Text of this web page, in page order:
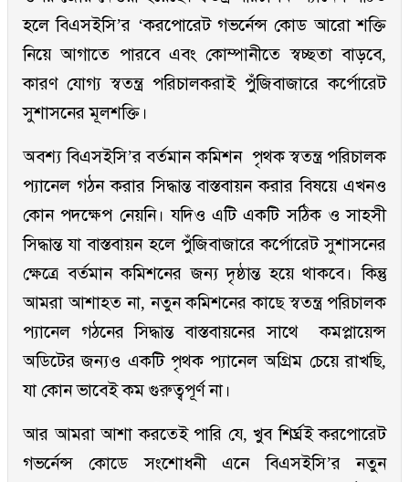
হলে বিএসইসি’র ‘করপোরেট গভর্নেন্স কোড আরো শক্তি
নিয়ে আগাতে পারবে এবং কোম্পানীতে স্বচ্ছতা বাড়বে,
কারণ যোগ্য স্বতন্ত্র পরিচালকরাই পুঁজিবাজারে কর্পোরেট
সুশাসনের মূলশক্তি।
অবশ্য বিএসইসি’র বর্তমান কমিশন পৃথক স্বতন্ত্র পরিচালক
প্যানেল গঠন করার সিদ্ধান্ত বাস্তবায়ন করার বিষয়ে এখনও
কোন পদক্ষেপ নেয়নি। যদিও এটি একটি সঠিক ও সাহসী
সিদ্ধান্ত যা বাস্তবায়ন হলে পুঁজিবাজারে কর্পোরেট সুশাসনের
ক্ষেত্রে বর্তমান কমিশনের জন্য দৃষ্ঠান্ত হয়ে থাকবে। কিন্তু
আমরা আশাহত না, নতুন কমিশনের কাছে স্বতন্ত্র পরিচালক
প্যানেল গঠনের সিদ্ধান্ত বাস্তবায়নের সাথে কমপ্লায়েন্স
অডিটের জন্যও একটি পৃথক প্যানেল অগ্রিম চেয়ে রাখছি,
যা কোন ভাবেই কম গুরুত্বপূর্ণ না।
আর আমরা আশা করতেই পারি যে, খুব শির্ঘ্রই করপোরেট
গভর্নেন্স কোডে সংশোধনী এনে বিএসইসি’র নতুন